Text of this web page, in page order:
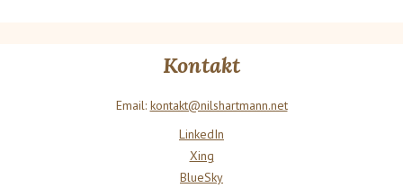
Kontakt
Email: kontakt@nilshartmann.net
LinkedIn
Xing
BlueSky